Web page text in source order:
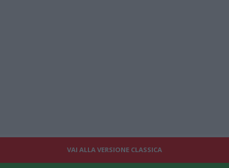
VAI ALLA VERSIONE CLASSICA